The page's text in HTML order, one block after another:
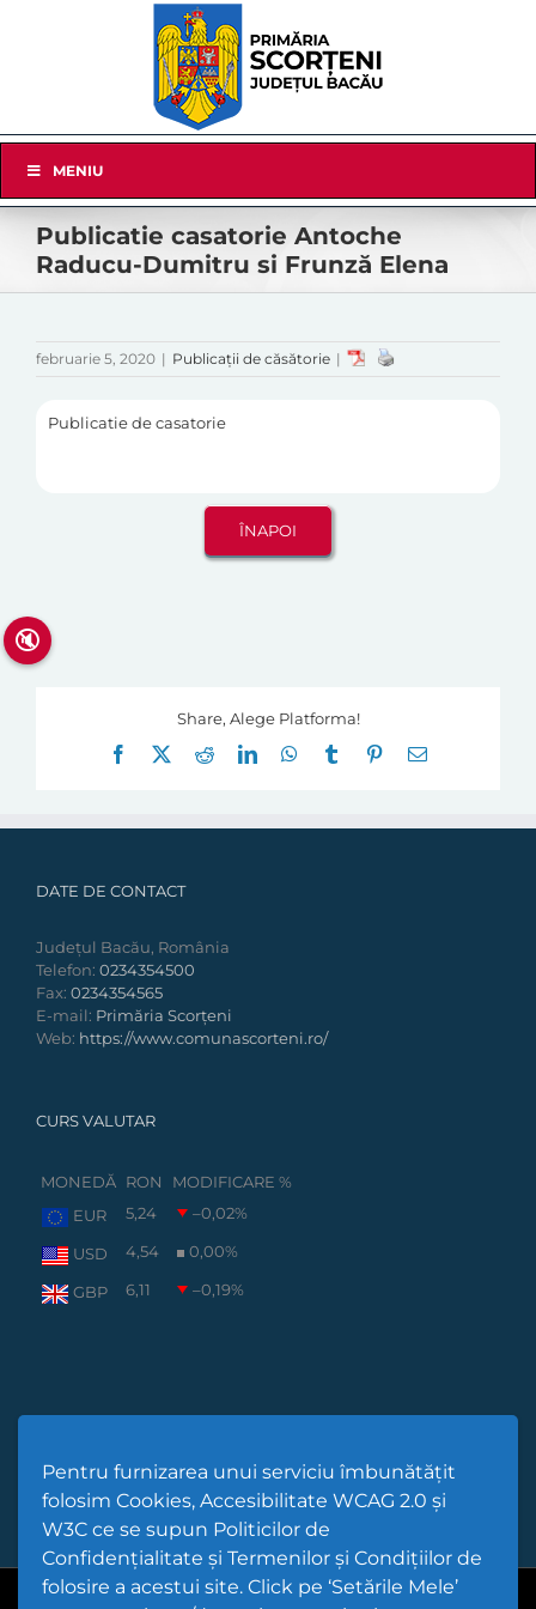
Pentru furnizarea unui serviciu îmbunătățit
folosim Cookies, Accesibilitate WCAG 2.0 și
W3C ce se supun Politicilor de
Confidențialitate și Termenilor și Condițiilor de
folosire a acestui site. Click pe ‘Setările Mele’
Navigation
MENIU
Publicatie casatorie Antoche
Raducu-Dumitru si Frunză Elena
februarie 5, 2020 | Publicații de căsătorie |
Publicatie de casatorie
Share, Alege Platforma!
Facebook
RedditLinkedInWhatsApp
Tumblr Pinterest
E-
DATE DE CONTACT
Județul Bacău, România
Telefon: 0234354500
Fax: 0234354565
E-mail: Primăria Scorțeni
Web: https://www.comunascorteni.ro/
CURS VALUTAR
MONEDĂ RON
MODIFICARE %
EUR
5,24 –0,02%
USD 4,54 0,00%
GBP 6,11 –0,19%
Cod Județ 4 | Județul Bacău | Tipul UAT - 14 - C - Comună |
🔇